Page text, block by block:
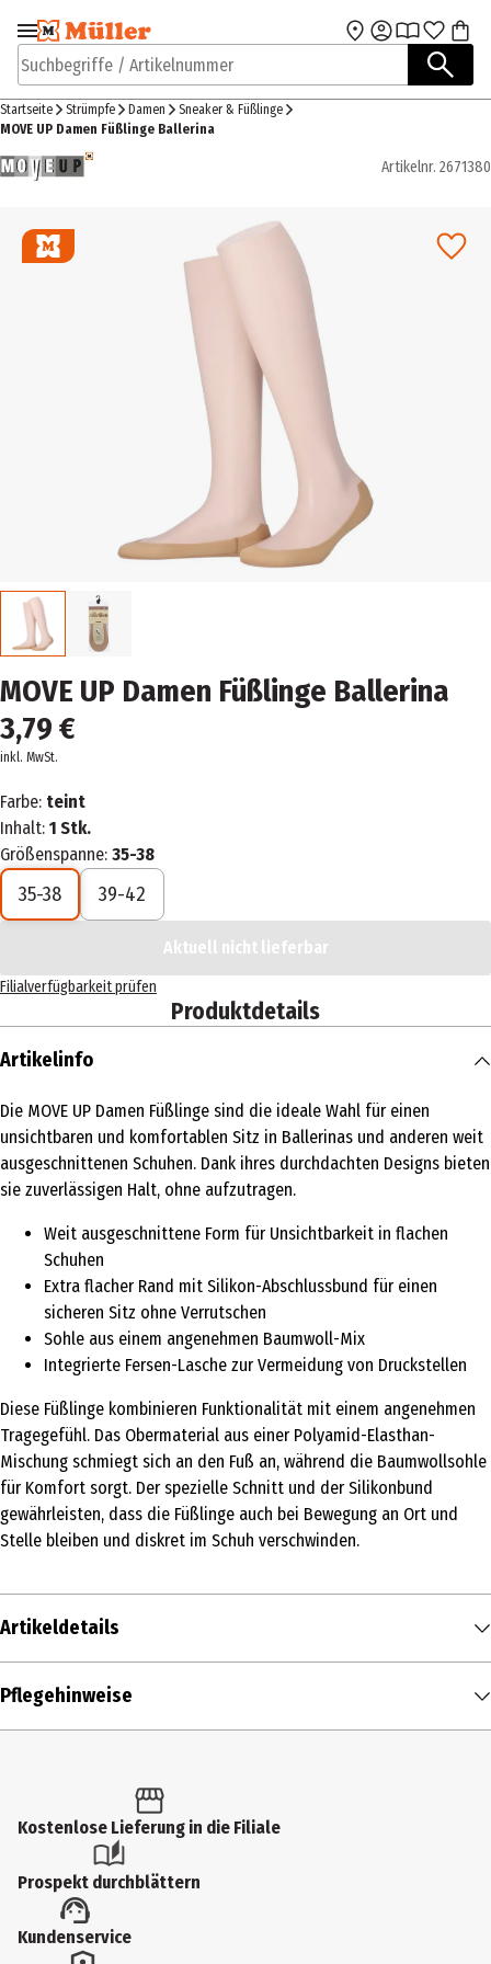
Zur Navigation
springen
Zum Hauptinhalt
Suchbegriffe / Artikelnummer
Startseite Strümpfe Damen
Sneaker & Füßlinge
MOVE UP Damen Füßlinge Ballerina
Artikelnr. 2671380
MOVE UP Damen Füßlinge Ballerina
3,79 €
inkl. MwSt.
Farbe: teint
Inhalt: 1 Stk.
Größenspanne: 35-38
35-38 39-42
Aktuell nicht lieferbar
Filialverfügbarkeit prüfen
Produktdetails
Artikelinfo
Die MOVE UP Damen Füßlinge sind die ideale Wahl für einen
unsichtbaren und komfortablen Sitz in Ballerinas und anderen weit
ausgeschnittenen Schuhen. Dank ihres durchdachten Designs bieten
sie zuverlässigen Halt, ohne aufzutragen.
Weit ausgeschnittene Form für Unsichtbarkeit in flachen
Schuhen
Extra flacher Rand mit Silikon-Abschlussbund für einen
sicheren Sitz ohne Verrutschen
Sohle aus einem angenehmen Baumwoll-Mix
Integrierte Fersen-Lasche zur Vermeidung von Druckstellen
Diese Füßlinge kombinieren Funktionalität mit einem angenehmen
Tragegefühl. Das Obermaterial aus einer Polyamid-Elasthan-
Mischung schmiegt sich an den Fuß an, während die Baumwollsohle
für Komfort sorgt. Der spezielle Schnitt und der Silikonbund
gewährleisten, dass die Füßlinge auch bei Bewegung an Ort und
Stelle bleiben und diskret im Schuh verschwinden.
Artikeldetails
Inhalt
Sneaker & Füßlinge
Größenspanne
teint
Pflegehinweise
Kostenlose Lieferung in die Filiale
Prospekt durchblättern
Kundenservice